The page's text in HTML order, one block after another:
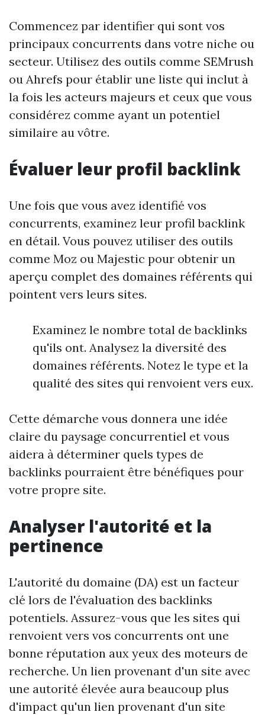
Commencez par identifier qui sont vos
principaux concurrents dans votre niche ou
secteur. Utilisez des outils comme SEMrush
ou Ahrefs pour établir une liste qui inclut à
la fois les acteurs majeurs et ceux que vous
considérez comme ayant un potentiel
similaire au vôtre.
Évaluer leur profil backlink
Une fois que vous avez identifié vos
concurrents, examinez leur profil backlink
en détail. Vous pouvez utiliser des outils
comme Moz ou Majestic pour obtenir un
aperçu complet des domaines référents qui
pointent vers leurs sites.
Examinez le nombre total de backlinks
qu'ils ont. Analysez la diversité des
domaines référents. Notez le type et la
qualité des sites qui renvoient vers eux.
Cette démarche vous donnera une idée
claire du paysage concurrentiel et vous
aidera à déterminer quels types de
backlinks pourraient être bénéfiques pour
votre propre site.
Analyser l'autorité et la
pertinence
L'autorité du domaine (DA) est un facteur
clé lors de l'évaluation des backlinks
potentiels. Assurez-vous que les sites qui
renvoient vers vos concurrents ont une
bonne réputation aux yeux des moteurs de
recherche. Un lien provenant d'un site avec
une autorité élevée aura beaucoup plus
d'impact qu'un lien provenant d'un site